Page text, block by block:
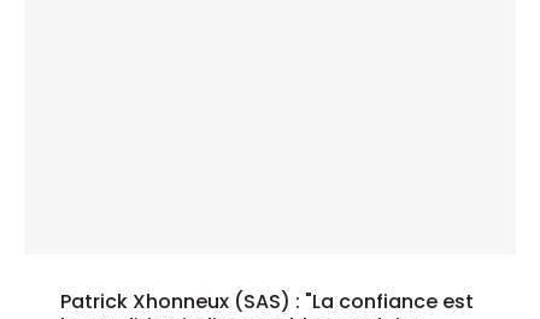
Patrick Xhonneux (SAS) : "La confiance est